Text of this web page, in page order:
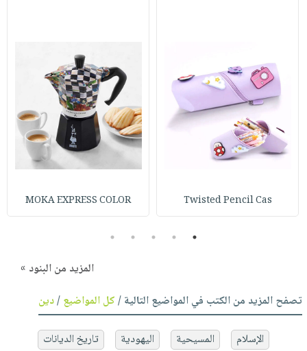
Twisted Pencil Cas
MOKA EXPRESS COLOR
1
2
3
4
5
المزيد من البنود »
تصفح المزيد من الكتب في المواضيع التالية /كل المواضيع/دين
الإسلام المسيحية اليهودية
تاريخ الديانات